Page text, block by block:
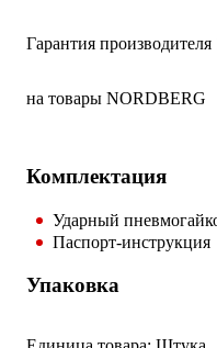
Гарантия производителя
на товары NORDBERG
Комплектация
Ударный
Паспорт-инструкция
Упаковка